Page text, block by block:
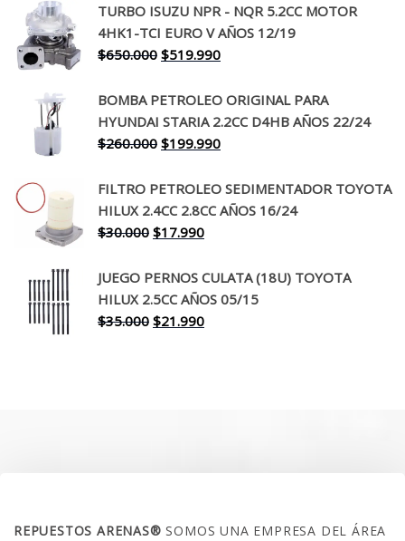
original
era:
$130.000.
actual
es:
$94.990.
TURBO ISUZU NPR - NQR 5.2CC MOTOR
4HK1-TCI EURO V AÑOS 12/19
$650.000 El
original
era:
$650.000.
$519.990El
actual
es:
$519.990.
BOMBA PETROLEO ORIGINAL PARA
HYUNDAI STARIA 2.2CC D4HB AÑOS 22/24
$260.000 El
original
era:
$260.000.
$199.990El
actual
es:
FILTRO PETROLEO SEDIMENTADOR TOYOTA
HILUX 2.4CC 2.8CC AÑOS 16/24
$30.000 El
original
era:
$30.000.
$17.990El
actual
es:
$17.990.
JUEGO PERNOS CULATA (18U) TOYOTA
HILUX 2.5CC AÑOS 05/15
$35.000 El
$21.990El
REPUESTOS ARENAS®SOMOS UNA EMPRESA DEL ÁREA